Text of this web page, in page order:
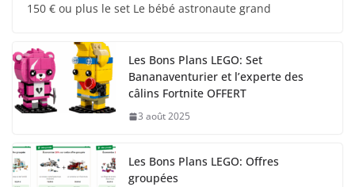
150 € ou plus le set Le bébé astronaute grand
Les Bons Plans LEGO: Set
Bananaventurier et l’experte des
câlins Fortnite OFFERT
3 août 2025
Les Bons Plans LEGO: Offres
groupées